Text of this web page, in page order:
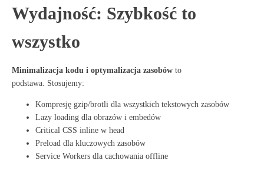
Wydajność: Szybkość to
wszystko
Minimalizacja kodu i optymalizacja zasobów to
podstawa. Stosujemy:
Kompresję gzip/brotli dla wszystkich tekstowych zasobów
Lazy loading dla obrazów i embedów
Critical CSS inline w head
Preload dla kluczowych zasobów
Service Workers dla cachowania offline